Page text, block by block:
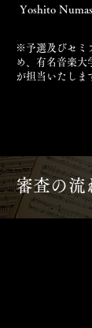
Yoshito
※予選及びセミ
め、有名音楽大
が担当いたしま
審査の流